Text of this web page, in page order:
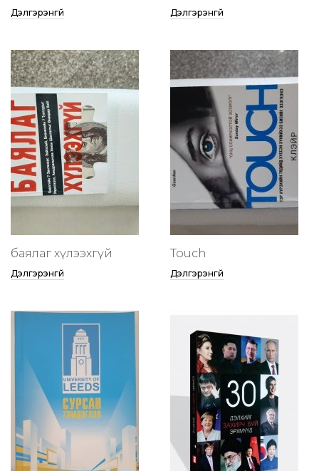
Дэлгэрэнгүй Дэлгэрэнгүй
баялаг хүлээхгүй
Дэлгэрэнгүй
Touch
Дэлгэрэнгүй